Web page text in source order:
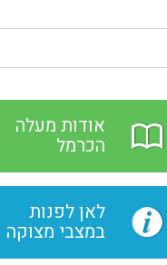
אודות מעלה
הכרמל
לאן לפנות
במצבי מצוקה